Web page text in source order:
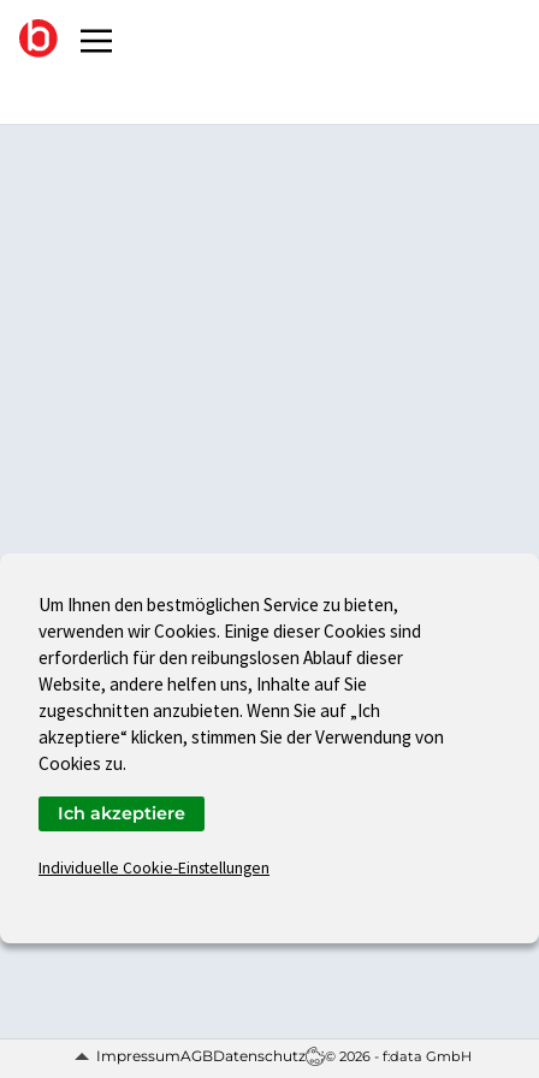
ImpressumAGBDatenschutz © 2026 - f:data GmbH
Um Ihnen den bestmöglichen Service zu bieten,
verwenden wir Cookies. Einige dieser Cookies sind
erforderlich für den reibungslosen Ablauf dieser
Website, andere helfen uns, Inhalte auf Sie
zugeschnitten anzubieten. Wenn Sie auf „Ich
akzeptiere“ klicken, stimmen Sie der Verwendung von
Cookies zu.
Individuelle Cookie-Einstellungen
Ich akzeptiere